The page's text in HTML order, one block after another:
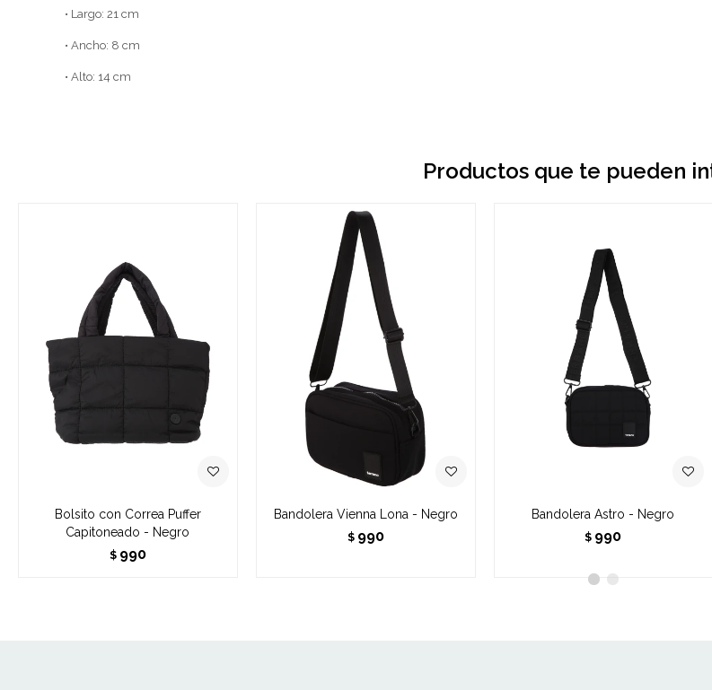
• Largo: 21 cm
• Ancho: 8 cm
• Alto: 14 cm
Productos que te pueden
Bolsito con Correa Puffer
Capitoneado - Negro
$ 990
Bandolera Vienna Lona - Negro
$ 990
Bandolera Astro - Negro
$ 990